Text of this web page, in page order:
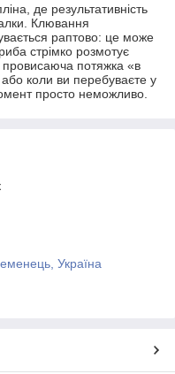
де результативність
Клювання
раптово: це може
стрімко розмотує
провисаюча потяжка «в
коли ви перебуваєте у
просто неможливо.
Україна